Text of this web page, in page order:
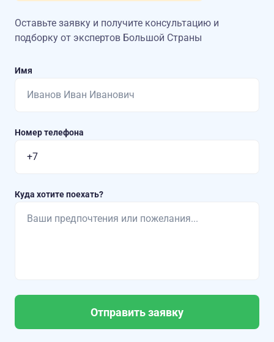
Оставьте заявку и получите консультацию и
подборку от экспертов Большой Страны
Имя
Номер телефона
Куда хотите поехать?
Отправить заявку